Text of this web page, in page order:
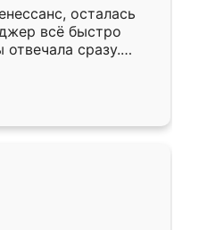
осталась
всё быстро
сразу.
подошёл к
Собрали
аккуратно, даже